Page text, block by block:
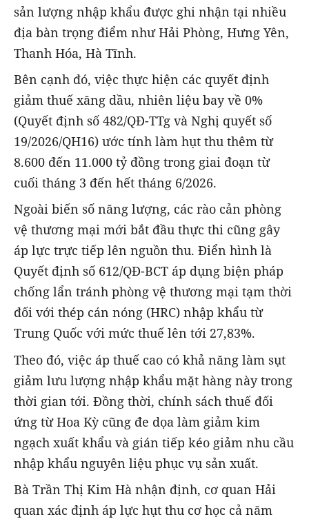
sản lượng nhập khẩu được ghi nhận tại nhiều
địa bàn trọng điểm như Hải Phòng, Hưng Yên,
Thanh Hóa, Hà Tĩnh.
Bên cạnh đó, việc thực hiện các quyết định
giảm thuế xăng dầu, nhiên liệu bay về 0%
(Quyết định số 482/QĐ-TTg và Nghị quyết số
19/2026/QH16) ước tính làm hụt thu thêm từ
8.600 đến 11.000 tỷ đồng trong giai đoạn từ
cuối tháng 3 đến hết tháng 6/2026.
Ngoài biến số năng lượng, các rào cản phòng
vệ thương mại mới bắt đầu thực thi cũng gây
áp lực trực tiếp lên nguồn thu. Điển hình là
Quyết định số 612/QĐ-BCT áp dụng biện pháp
chống lẩn tránh phòng vệ thương mại tạm thời
đối với thép cán nóng (HRC) nhập khẩu từ
Trung Quốc với mức thuế lên tới 27,83%.
Theo đó, việc áp thuế cao có khả năng làm sụt
giảm lưu lượng nhập khẩu mặt hàng này trong
thời gian tới. Đồng thời, chính sách thuế đối
ứng từ Hoa Kỳ cũng đe dọa làm giảm kim
ngạch xuất khẩu và gián tiếp kéo giảm nhu cầu
nhập khẩu nguyên liệu phục vụ sản xuất.
Bà Trần Thị Kim Hà nhận định, cơ quan Hải
quan xác định áp lực hụt thu cơ học cả năm